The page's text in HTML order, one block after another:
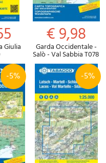
Giulia
€ 9,98
Garda Occidentale -
Salò - Val Sabbia T078
-5% -5%